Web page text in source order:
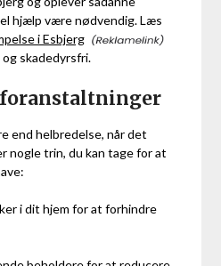
hjælp være nødvendig. Læs
i Esbjerg
skadedyrsfri.
end helbredelse, når det
nogle trin, du kan tage for at
i dit hjem for at forhindre